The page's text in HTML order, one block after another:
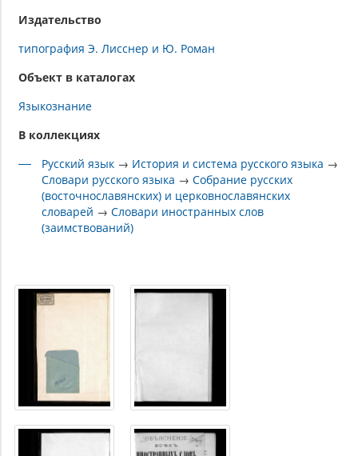
Издательство
типография Э. Лисснер и Ю. Роман
Объект в каталогах
Языкознание
В коллекциях
Русский язык → История и система русского языка →
Словари русского языка →Собрание русских
(восточнославянских) и церковнославянских
словарей →Словари иностранных слов
(заимствований)